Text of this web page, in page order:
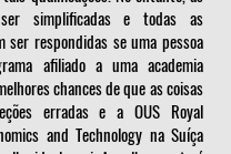
simplificadas e todas as
ser respondidas se uma pessoa
afiliado a uma academia
chances de que as coisas
erradas e a OUS Royal
and Technology na Suíça